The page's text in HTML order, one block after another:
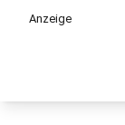
Anzeige